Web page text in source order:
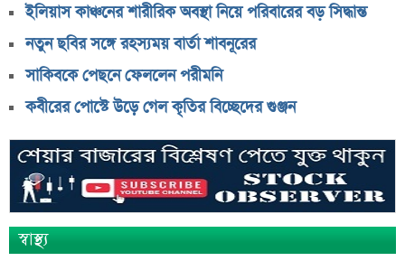
ইলিয়াস কাঞ্চনের শারীরিক অবস্থা নিয়ে পরিবারের বড় সিদ্ধান্ত
নতুন ছবির সঙ্গে রহস্যময় বার্তা শাবনূরের
সাকিবকে পেছনে ফেললেন পরীমনি
কবীরের পোস্টে উড়ে গেল কৃতির বিচ্ছেদের গুঞ্জন
স্বাস্থ্য